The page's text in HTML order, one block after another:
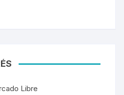
Libre